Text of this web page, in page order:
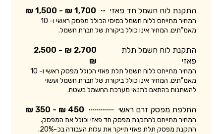
התקנת לוח חשמל חד פאזי 1,700 ₪ - 1,500 ₪
המחיר מתייחס ללוח חשמל בסיסי הכולל מפסק ראשי ו- 10
מאמ"תים. המחיר אינו כולל ביקורת של חברת חשמל.
התקנת לוח חשמל תלת
פאזי
2,700 ₪ - 2,500
₪
המחיר מתייחס ללוח חשמל תלת פאזי הכולל מפסק ראשי ו- 10
מאמ"תים. המחיר אינו כולל ביקורת של חברת חשמל ועשוי
להשתנות בהתאם לתנאי מערכת החשמל בשטח.
החלפת מפסק זרם ראשי 450 ₪ - 350 ₪
המחיר מתייחס להתקנת מפסק חד פאזי וכולל את המפסק.
התקנת מפסק תלת פאזי תייקר את עלות העבודה בכ-20%.